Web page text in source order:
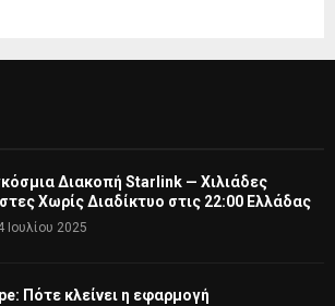
Διακοπή Starlink — Χιλιάδες
Χωρίς Διαδίκτυο στις 22:00 Ελλάδας
Ιουλίου 2025
Πότε κλείνει η εφαρμογή